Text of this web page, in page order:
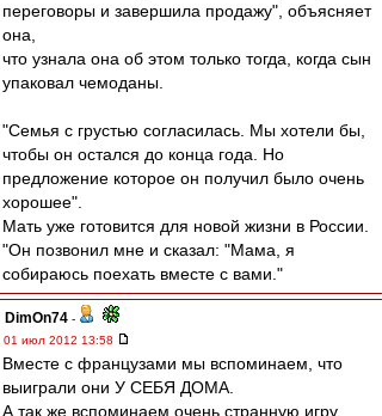
переговоры и завершила продажу", объясняет
она,
что узнала она об этом только тогда, когда сын
упаковал чемоданы.
"Семья с грустью согласилась. Мы хотели бы,
чтобы он остался до конца года. Но
предложение которое он получил было очень
хорошее".
Мать уже готовится для новой жизни в России.
"Он позвонил мне и сказал: "Мама, я
собираюсь поехать вместе с вами."
DimOn74 -
01 июл 2012 13:58
Вместе с французами мы вспоминаем, что
выиграли они У СЕБЯ ДОМА.
А так же вспоминаем очень странную игру,